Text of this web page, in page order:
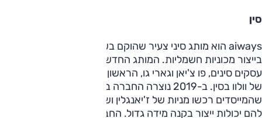
סין
בייצור מכוניות חשמליות. המותג החדש נוצר על-ידי שני אנשי
עסקים סינים, פו צ'יאן וגארי גו, הראשון מהם היה מנהל המכירות
של וולוו בסין. ב-2019 נוצרה החברה במתכונת הנוכחית, לאחר
שהמייסדים רכשו מניות של ז'יאנגלין ושל צ'אנג'אן, מה שהעניק
להם יכולות ייצור בקנה מידה גדול. החברה שכרה מומחים